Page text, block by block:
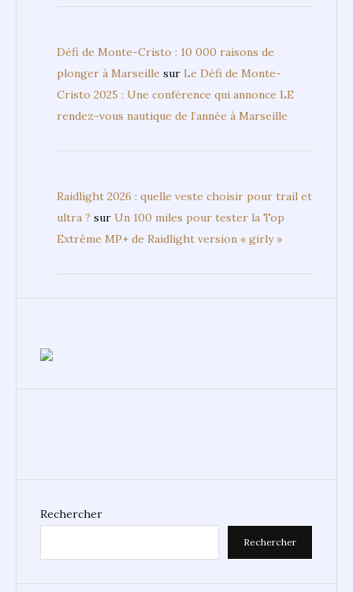
Défi de Monte-Cristo : 10 000 raisons de
plonger à Marseille sur Le Défi de Monte-
Cristo 2025 : Une conférence qui annonce LE
rendez-vous nautique de l’année à Marseille
Raidlight 2026 : quelle veste choisir pour trail et
ultra ? sur Un 100 miles pour tester la Top
Extrême MP+ de Raidlight version « girly »
Rechercher
Rechercher